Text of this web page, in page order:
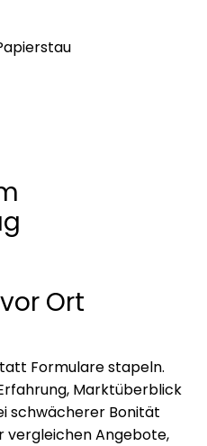
Ort
Formulare stapeln.
Marktüberblick
schwächerer Bonität
vergleichen Angebote,